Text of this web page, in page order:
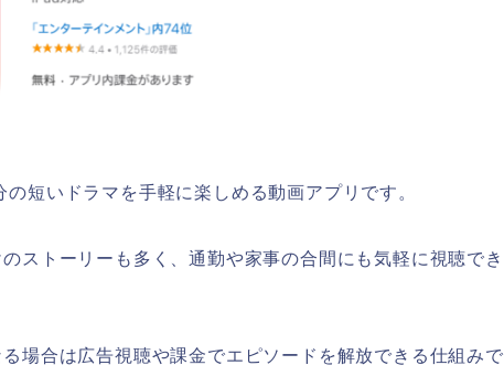
短いドラマを手軽に楽しめる動画アプリです。
ストーリーも多く、通勤や家事の合間にも気軽に視聴でき
場合は広告視聴や課金でエピソードを解放できる仕組みで